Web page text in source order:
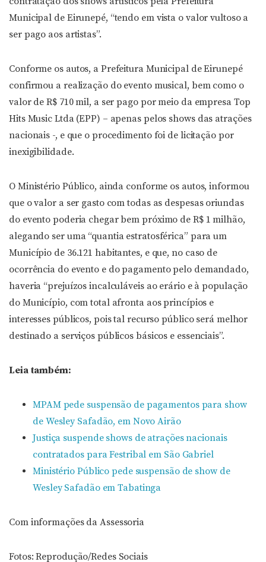
Municipal de Eirunepé, “tendo em vista o valor vultoso a
ser pago aos artistas”.
Conforme os autos, a Prefeitura Municipal de Eirunepé
confirmou a realização do evento musical, bem como o
valor de R$ 710 mil, a ser pago por meio da empresa Top
Hits Music Ltda (EPP) – apenas pelos shows das atrações
nacionais -, e que o procedimento foi de licitação por
inexigibilidade.
O Ministério Público, ainda conforme os autos, informou
que o valor a ser gasto com todas as despesas oriundas
do evento poderia chegar bem próximo de R$ 1 milhão,
alegando ser uma “quantia estratosférica” para um
Município de 36.121 habitantes, e que, no caso de
ocorrência do evento e do pagamento pelo demandado,
haveria “prejuízos incalculáveis ao erário e à população
do Município, com total afronta aos princípios e
interesses públicos, pois tal recurso público será melhor
destinado a serviços públicos básicos e essenciais”.
Leia também:
MPAM pede suspensão de pagamentos para show
de Wesley Safadão, em Novo Airão
Justiça suspende shows de atrações nacionais
contratados para Festribal em São Gabriel
Ministério Público pede suspensão de show de
Wesley Safadão em Tabatinga
Com informações da Assessoria
Fotos: Reprodução/Redes Sociais